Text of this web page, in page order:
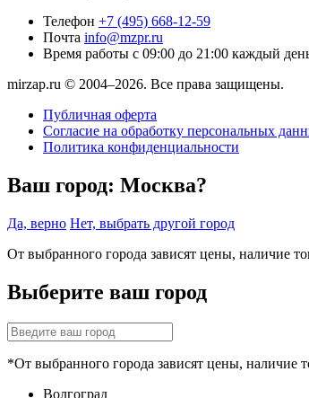
Телефон +7 (495) 668-12-59
Почта info@mzpr.ru
Время работы с 09:00 до 21:00 каждый
mirzap.ru © 2004–2026. Все права защищены.
Публичная оферта
Согласие на обработку персональных
Политика конфиденциальности
Ваш город: Москва?
Да, верно Нет, выбрать другой город
От выбранного города зависят цены, наличие
Выберите ваш город
*От выбранного города зависят цены, наличие
Волгоград